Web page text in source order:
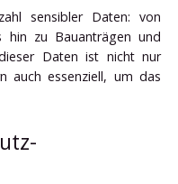
sensibler Daten: von
hin zu Bauanträgen und
Daten ist nicht nur
auch essenziell, um das